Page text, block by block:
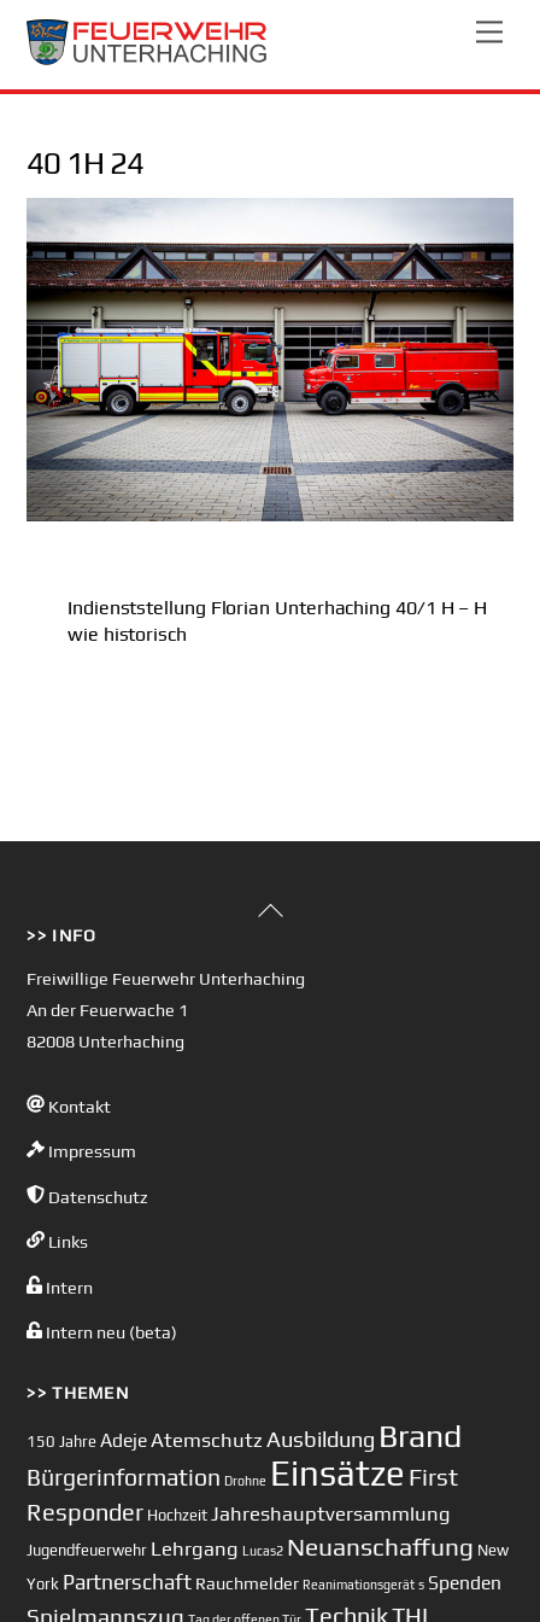
Skip
40 1H 24
Indienststellung Florian Unterhaching 40/1 H – H
wie historisch
Back
>> INFO
Freiwillige Feuerwehr Unterhaching
An der Feuerwache 1
82008 Unterhaching
Kontakt
Impressum
Datenschutz
Links
Intern
Intern neu (beta)
>> THEMEN
150 Jahre AdejeAtemschutz Ausbildung Brand
Bürgerinformation Drohne Einsätze First
Responder Hochzeit Jahreshauptversammlung
Jugendfeuerwehr Lehrgang Lucas2 Neuanschaffung New
York Partnerschaft Rauchmelder Reanimationsgerät s Spenden
Spielmannszug TechnikTHL